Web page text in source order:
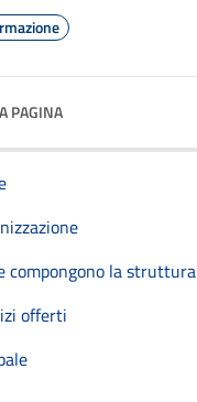
PAGINA
compongono la struttura
offerti